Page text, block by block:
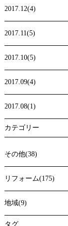
2017.12(4)
2017.11(5)
2017.10(5)
2017.09(4)
2017.08(1)
カテゴリー
その他(38)
リフォーム(175)
地域(9)
タグ